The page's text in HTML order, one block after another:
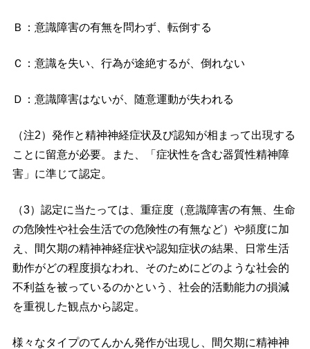
Ｂ：意識障害の有無を問わず、転倒する
Ｃ：意識を失い、行為が途絶するが、倒れない
Ｄ：意識障害はないが、随意運動が失われる
（注2）発作と精神神経症状及び認知が相まって出現する
ことに留意が必要。また、「症状性を含む器質性精神障
害」に準じて認定。
（3）認定に当たっては、重症度（意識障害の有無、生命
の危険性や社会生活での危険性の有無など）や頻度に加
え、間欠期の精神神経症状や認知症状の結果、日常生活
動作がどの程度損なわれ、そのためにどのような社会的
不利益を被っているのかという、社会的活動能力の損減
を重視した観点から認定。
様々なタイプのてんかん発作が出現し、間欠期に精神神